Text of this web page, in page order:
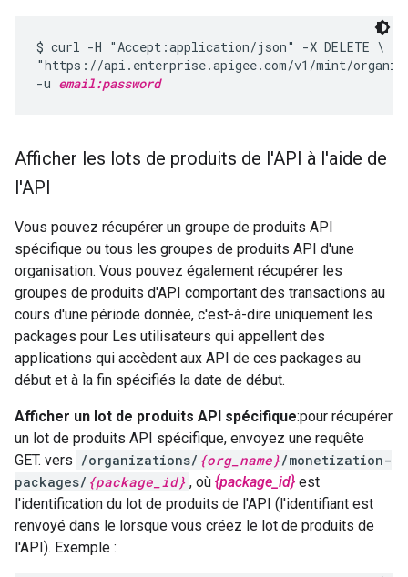
$ curl -H "Accept:application/json" -X DELETE \
"https://api.enterprise.apigee.com/v1/mint/
-u email:password
Afficher les lots de produits de l'API à l'aide de
l'API
Vous pouvez récupérer un groupe de produits API
spécifique ou tous les groupes de produits API d'une
organisation. Vous pouvez également récupérer les
groupes de produits d'API comportant des transactions au
cours d'une période donnée, c'est-à-dire uniquement les
packages pour Les utilisateurs qui appellent des
applications qui accèdent aux API de ces packages au
début et à la fin spécifiés la date de début.
Afficher un lot de produits API spécifique:pour récupérer
un lot de produits API spécifique, envoyez une requête
GET. vers /organizations/ {org_name}/monetization-
packages/ {package_id} , où {package_id} est
l'identification du lot de produits de l'API (l'identifiant est
renvoyé dans le lorsque vous créez le lot de produits de
l'API). Exemple :